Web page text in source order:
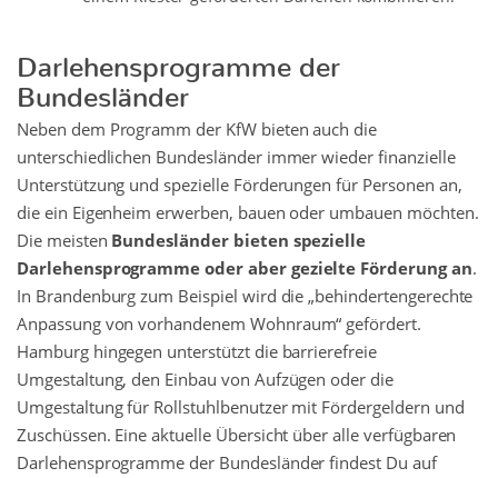
Darlehensprogramme der
Bundesländer
Neben dem Programm der KfW bieten auch die
unterschiedlichen Bundesländer immer wieder finanzielle
Unterstützung und spezielle Förderungen für Personen an,
die ein Eigenheim erwerben, bauen oder umbauen möchten.
Die meisten Bundesländer bieten spezielle
Darlehensprogramme oder aber gezielte Förderung an.
In Brandenburg zum Beispiel wird die „behindertengerechte
Anpassung von vorhandenem Wohnraum“ gefördert.
Hamburg hingegen unterstützt die barrierefreie
Umgestaltung, den Einbau von Aufzügen oder die
Umgestaltung für Rollstuhlbenutzer mit Fördergeldern und
Zuschüssen. Eine aktuelle Übersicht über alle verfügbaren
Darlehensprogramme der Bundesländer findest Du auf